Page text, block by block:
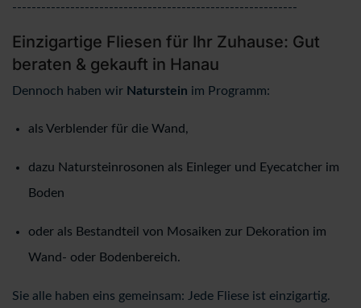
-----------------------------------------------------------
Einzigartige Fliesen für Ihr Zuhause: Gut
beraten & gekauft in Hanau
Dennoch haben wir Naturstein im Programm:
als Verblender für die Wand,
dazu Natursteinrosonen als Einleger und Eyecatcher im
Boden
oder als Bestandteil von Mosaiken zur Dekoration im
Wand- oder Bodenbereich.
Sie alle haben eins gemeinsam: Jede Fliese ist einzigartig.